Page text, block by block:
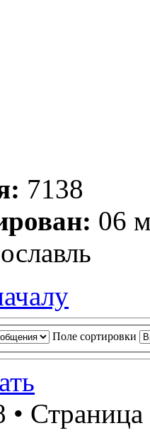
7138
06
Поле сортировки
Страница